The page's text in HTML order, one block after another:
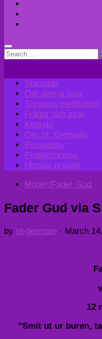
Search
Startsida
Om denna sida
Söndags meditation
Frågor och svar
Kontakt
Om St. Germain
Perspektiv
Projektförslag
Hittade projekt
Moder/Fader Gud
Fader Gud via
by st-germain · March
12
”Smit ut ur buren,